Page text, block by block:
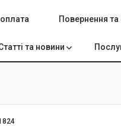
Повернення та
та новини